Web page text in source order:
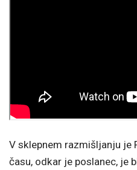
V sklepnem razmišljanju je
času, odkar je poslanec, je